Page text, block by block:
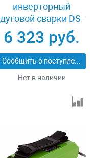
инверторный
дуговой сварки DS-
180 Compact, 180 А,
ПВ 70% Denzel 94372
6 323 руб.
Сообщить о поступлении
Нет в наличии